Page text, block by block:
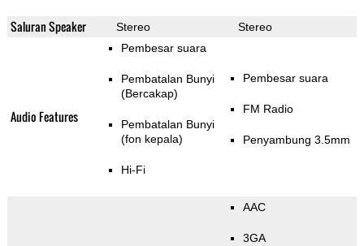
Saluran Speaker Stereo Stereo
Audio Features
Pembesar suara
Pembatalan Bunyi
(Bercakap)
Pembatalan Bunyi
(fon kepala)
Hi-Fi
Pembesar suara
FM Radio
Penyambung 3.5mm
AAC
3GA